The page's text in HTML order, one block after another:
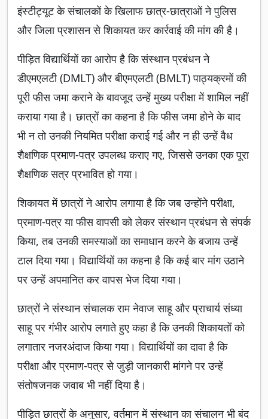
इंस्टीट्यूट के संचालकों के खिलाफ छात्र-छात्राओं ने पुलिस
और जिला प्रशासन से शिकायत कर कार्रवाई की मांग की है।
पीड़ित विद्यार्थियों का आरोप है कि संस्थान प्रबंधन ने
डीएमएलटी (DMLT) और बीएमएलटी (BMLT) पाठ्यक्रमों की
पूरी फीस जमा कराने के बावजूद उन्हें मुख्य परीक्षा में शामिल नहीं
कराया गया है। छात्रों का कहना है कि फीस जमा होने के बाद
भी न तो उनकी नियमित परीक्षा कराई गई और न ही उन्हें वैध
शैक्षणिक प्रमाण-पत्र उपलब्ध कराए गए, जिससे उनका एक पूरा
शैक्षणिक सत्र प्रभावित हो गया।
शिकायत में छात्रों ने आरोप लगाया है कि जब उन्होंने परीक्षा,
प्रमाण-पत्र या फीस वापसी को लेकर संस्थान प्रबंधन से संपर्क
किया, तब उनकी समस्याओं का समाधान करने के बजाय उन्हें
टाल दिया गया। विद्यार्थियों का कहना है कि कई बार मांग उठाने
पर उन्हें अपमानित कर वापस भेज दिया गया।
छात्रों ने संस्थान संचालक राम नेवाज साहू और प्राचार्य संध्या
साहू पर गंभीर आरोप लगाते हुए कहा है कि उनकी शिकायतों को
लगातार नजरअंदाज किया गया। विद्यार्थियों का दावा है कि
परीक्षा और प्रमाण-पत्र से जुड़ी जानकारी मांगने पर उन्हें
संतोषजनक जवाब भी नहीं दिया है।
पीड़ित छात्रों के अनुसार, वर्तमान में संस्थान का संचालन भी बंद